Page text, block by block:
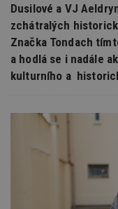
Dusilové a VJ
zchátralých
Značka Tondach
a hodlá se i nadále
kulturního a